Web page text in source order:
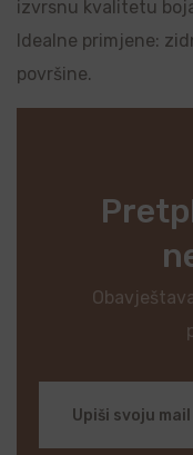
izvrsnu kvalitetu
Idealne primjene:
površine.